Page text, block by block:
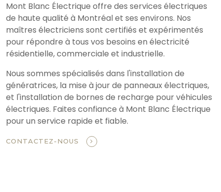
Mont Blanc Électrique offre des services électriques
de haute qualité à Montréal et ses environs. Nos
maîtres électriciens sont certifiés et expérimentés
pour répondre à tous vos besoins en électricité
résidentielle, commerciale et industrielle.
Nous sommes spécialisés dans l'installation de
génératrices, la mise à jour de panneaux électriques,
et l'installation de bornes de recharge pour véhicules
électriques. Faites confiance à Mont Blanc Électrique
pour un service rapide et fiable.
CONTACTEZ-NOUS